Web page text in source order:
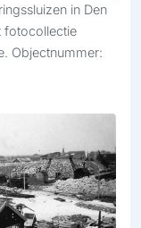
in Den
fotocollectie
Objectnummer: